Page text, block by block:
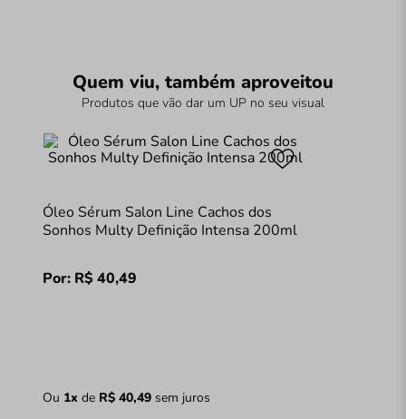
Quem viu, também aproveitou
Produtos que vão dar um UP no seu visual
Óleo Sérum Salon Line Cachos dos
Sonhos Multy Definição Intensa 200ml
Por: R$40,49
Ou 1x de R$ 40,49sem juros